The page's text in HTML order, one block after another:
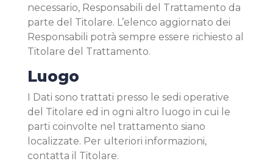
necessario, Responsabili del Trattamento da
parte del Titolare. L’elenco aggiornato dei
Responsabili potrà sempre essere richiesto al
Titolare del Trattamento.
Luogo
I Dati sono trattati presso le sedi operative
del Titolare ed in ogni altro luogo in cui le
parti coinvolte nel trattamento siano
localizzate. Per ulteriori informazioni,
contatta il Titolare.